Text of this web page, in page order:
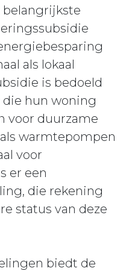
belangrijkste
als lokaal
is bedoeld
hun woning
voor duurzame
warmtepompen
voor
er een
die rekening
status van deze
biedt de